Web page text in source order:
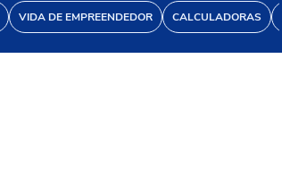
VIDA DE EMPREENDEDOR CALCULADORAS